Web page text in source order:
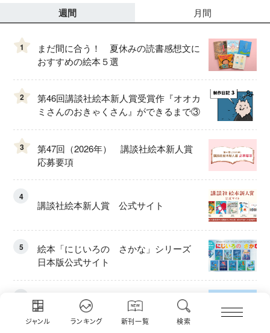
ジャンル ランキング 新刊一覧 検索
週間 月間
1
まだ間に合う！ 夏休みの読書感想文に
おすすめの絵本５選
2
第46回講談社絵本新人賞受賞作『オオカ
ミさんのおきゃくさん』ができるまで③
3
第47回（2026年） 講談社絵本新人賞
応募要項
4
講談社絵本新人賞 公式サイト
5
絵本「にじいろの さかな」シリーズ
日本版公式サイト
第47回（2026年）講談社絵本新人賞 １
次選考結果〔通過52作品〕